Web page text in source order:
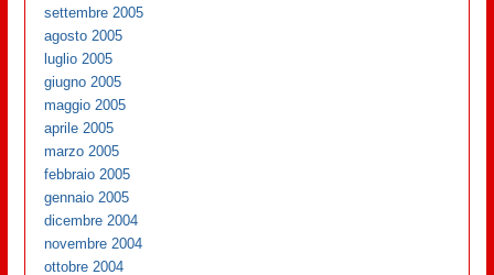
settembre 2005
agosto 2005
luglio 2005
giugno 2005
maggio 2005
aprile 2005
marzo 2005
febbraio 2005
gennaio 2005
dicembre 2004
novembre 2004
ottobre 2004